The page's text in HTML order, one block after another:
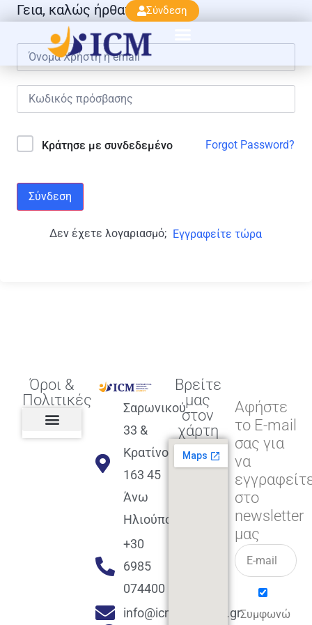
Σύνδεση
Γεια, καλώς ήρθατε πάλι!
Κράτησε με συνδεδεμένο Forgot Password?
Σύνδεση
Δεν έχετε λογαριασμό; Εγγραφείτε τώρα
Όροι &
Πολιτικές
Σαρωνικού
33 &
Κρατίνου
163 45
Άνω
Ηλιούπολη
+30
6985
074400
info@icmacademy.gr
Βρείτε
μας
στον
χάρτη
Αφήστε
το E-mail
σας για
να
στο
newsletter
μας
Συμφωνώ